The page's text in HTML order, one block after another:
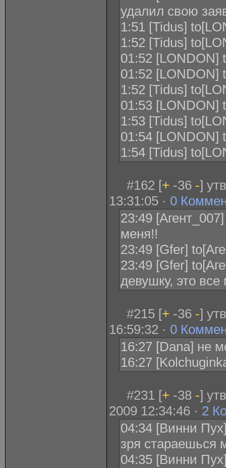
удалил свою
1:51 [Tidus]
1:52 [Tidus]
01:52 [LONDON]
01:52 [LONDON]
1:52 [Tidus]
01:53 [LONDON]
1:53 [Tidus]
01:54 [LONDON]
1:54 [Tidus]
#162 [+ -36 -]
13:31:05 · 0
23:49
меня!!
23:49 [Gfer]
23:49 [Gfer]
девушку, это
#215 [+ -36 -]
16:59:32 · 0
16:27 [Dana] не
16:27
#231 [+ -38 -]
2009 12:34:46 · 2
04:34 [Винни
зря стараешься
04:35 [Винни